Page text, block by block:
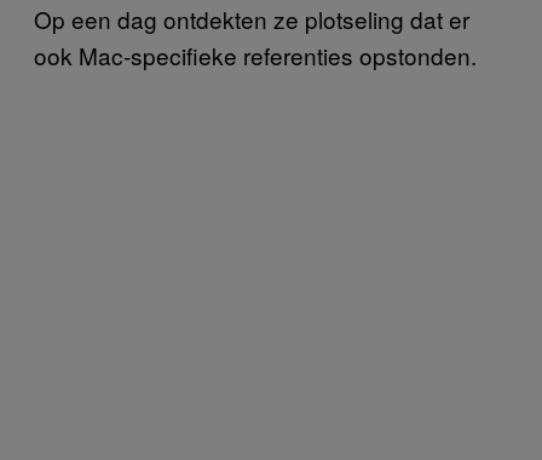
Op een dag ontdekten ze plotseling dat er
ook Mac-specifieke referenties opstonden.